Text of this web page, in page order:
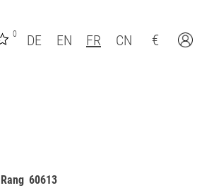
0 DE EN FR CN €
Rang 60613